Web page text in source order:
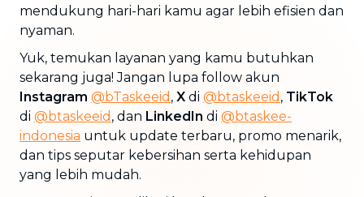
mendukung hari-hari kamu agar lebih efisien dan
nyaman.
Yuk, temukan layanan yang kamu butuhkan
sekarang juga! Jangan lupa follow akun
Instagram @bTaskeeid , X di @btaskeeid , TikTok
di @btaskeeid , dan LinkedIn di @btaskee-
indonesia untuk update terbaru, promo menarik,
dan tips seputar kebersihan serta kehidupan
yang lebih mudah.